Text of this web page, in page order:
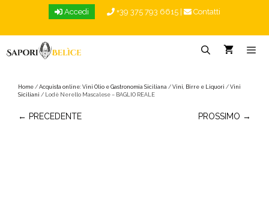
Accedi +39 375 793 6615 Contatti
Home / Acquista online: Vini Olio e Gastronomia Siciliana / Vini, Birre e Liquori / Vini
Siciliani / Lodè Nerello Mascalese – BAGLIO REALE
← PRECEDENTE PROSSIMO →